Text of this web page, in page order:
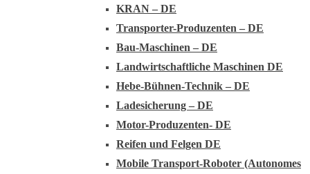
KRAN – DE
Transporter-Produzenten – DE
Bau-Maschinen – DE
Landwirtschaftliche Maschinen DE
Hebe-Bühnen-Technik – DE
Ladesicherung – DE
Motor-Produzenten- DE
Reifen und Felgen DE
Mobile Transport-Roboter (Autonomes